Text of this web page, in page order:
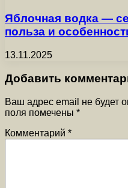
Яблочная водка —
польза и
13.11.2025
Добавить
Ваш адрес email не будет
поля помечены *
Комментарий *